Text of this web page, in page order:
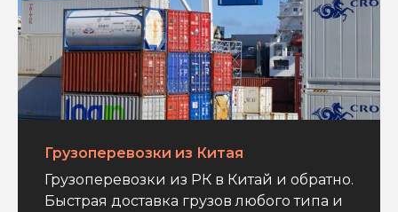
Грузоперевозки из Китая
Грузоперевозки из РК в Китай и обратно.
Быстрая доставка грузов любого типа и